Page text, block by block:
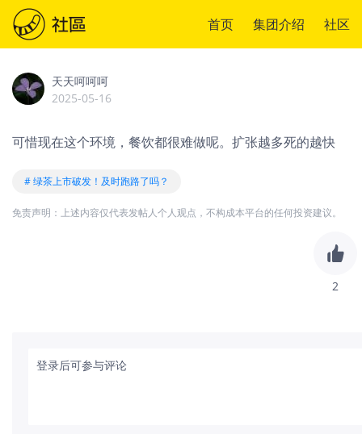
首页 集团介绍 社区
天天呵呵呵
2025-05-16
可惜现在这个环境，餐饮都很难做呢。扩张越多死的越快
# 绿茶上市破发！及时跑路了吗？
免责声明：上述内容仅代表发帖人个人观点，不构成本平台的任何投资建议。
2
登录后可参与评论